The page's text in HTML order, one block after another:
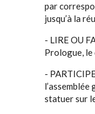
par
jusqu’à la
- LIRE OU
Prologue, le
-
statuer sur